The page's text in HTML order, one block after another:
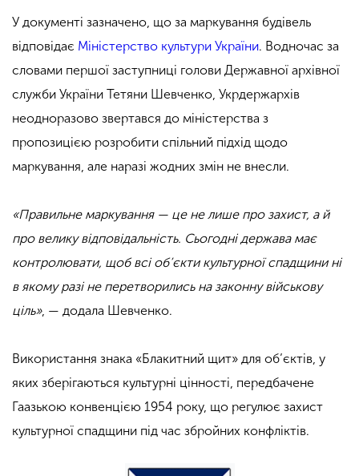
У документі зазначено, що за маркування будівель
відповідає Міністерство культури України. Водночас за
словами першої заступниці голови Державної архівної
служби України Тетяни Шевченко, Укрдержархів
неодноразово звертався до міністерства з
пропозицією розробити спільний підхід щодо
маркування, але наразі жодних змін не внесли.
«Правильне маркування — це не лише про захист, а й
про велику відповідальність. Сьогодні держава має
контролювати, щоб всі об’єкти культурної спадщини ні
в якому разі не перетворились на законну військову
ціль», — додала Шевченко.
Використання знака «Блакитний щит» для об’єктів, у
яких зберігаються культурні цінності, передбачене
Гаазькою конвенцією 1954 року, що регулює захист
культурної спадщини під час збройних конфліктів.